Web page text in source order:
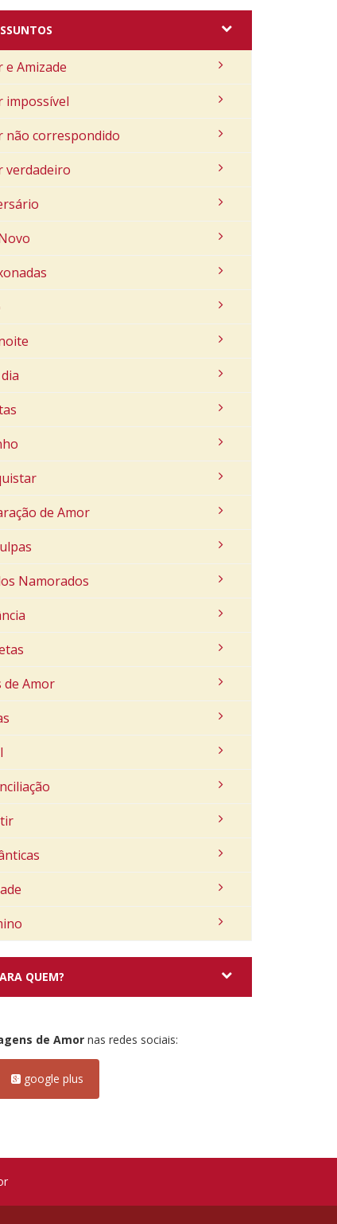
e Amizade
impossível
não correspondido
verdadeiro
de Amor
Namorados
de Amor
QUEM?
de Amor nas redes sociais:
google plus